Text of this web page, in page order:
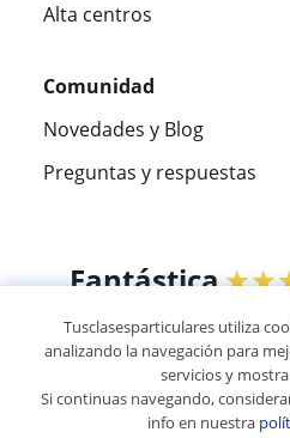
Alta centros
Comunidad
Novedades y Blog
Preguntas y respuestas
Fantástica
305883
© 2007 - 2026 Tus
Tusclasesparticulares utiliza
analizando la navegación para
servicios y
Si continuas navegando,
info en nuestra